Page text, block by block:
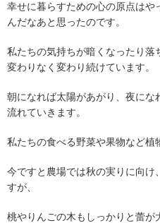
幸せに暮らすための心の原点はや
んだなあと思ったのです。
私たちの気持ちが暗くなったり落
変わりなく変わり続けています。
朝になれば太陽があがり、夜にな
流れていきます。
私たちの食べる野菜や果物など植
今ですと農場では秋の実りに向
すが、
桃やりんごの木もしっかりと蕾が